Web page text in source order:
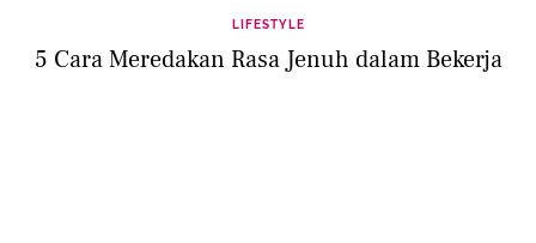
LIFESTYLE
5 Cara Meredakan Rasa Jenuh dalam Bekerja